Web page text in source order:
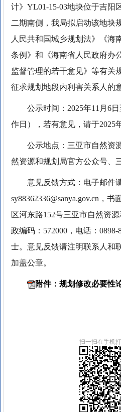
计》YL01-15-03地块位于吉阳
二期南侧，我局拟启动该地块
人民共和国城乡规划法》《海
条例》和《海南省人民政府办
监督管理的若干意见》等有关
征求规划地段内利害关系人的
公示时间：2025年11月6
作日），若有意见，请于2025
公示地点：三亚市自然资
然资源和规划局官方公众号、
意见反馈方式：电子邮件
sy88362336@sanya.gov.cn，
区河东路152号三亚市自然资
政编码：572000，电话：
士。意见反馈请注明联系人和
加盖公章。
附件：规划修改必要性
扫一扫在手机